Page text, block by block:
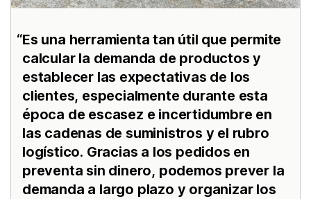
Es una herramienta tan útil que permite
calcular la demanda de productos y
establecer las expectativas de los
clientes, especialmente durante esta
época de escasez e incertidumbre en
las cadenas de suministros y el rubro
logístico. Gracias a los pedidos en
preventa sin dinero, podemos prever la
demanda a largo plazo y organizar los